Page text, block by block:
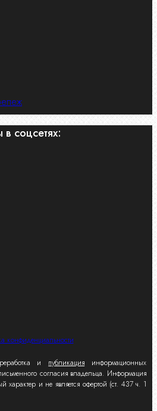
соцсетях:
конфиденциальности
и публикация информационных
согласия владельца. Информация
характер и не является офертой (ст. 437 ч. 1